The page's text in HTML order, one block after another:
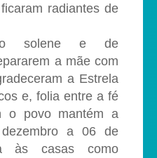
radiantes de
solene e de
a mãe com
a Estrela
e, folia entre a fé
o povo mantém a
a 06 de
às casas como